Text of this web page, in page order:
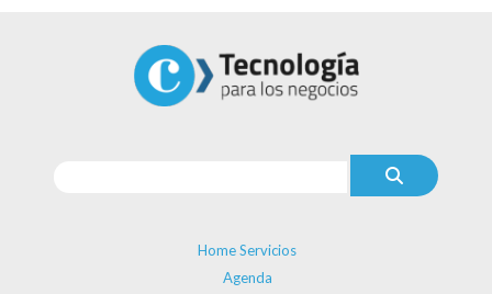
Home Servicios
Agenda